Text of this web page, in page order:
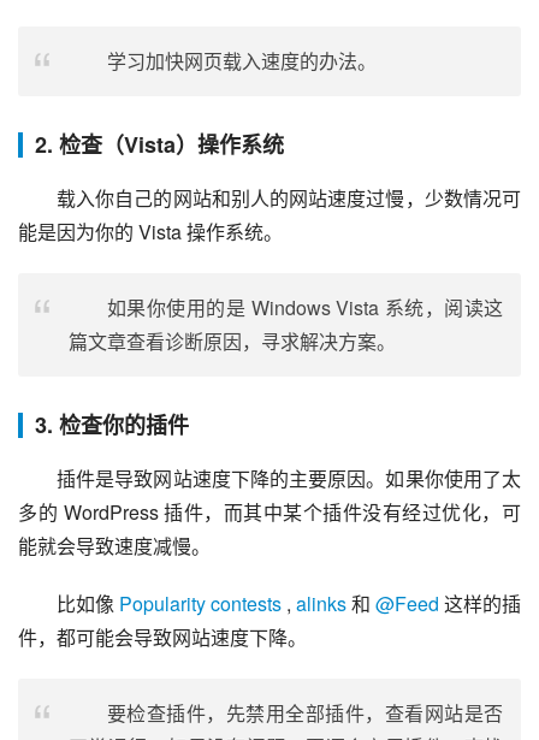
学习加快网页载入速度的办法。
2. 检查（Vista）操作系统
载入你自己的网站和别人的网站速度过慢，少数情况可
能是因为你的 Vista 操作系统。
如果你使用的是 Windows Vista 系统，阅读这
篇文章查看诊断原因，寻求解决方案。
3. 检查你的插件
插件是导致网站速度下降的主要原因。如果你使用了太
多的 WordPress 插件，而其中某个插件没有经过优化，可
能就会导致速度减慢。
比如像 Popularity contests , alinks 和 @Feed 这样的插
件，都可能会导致网站速度下降。
要检查插件，先禁用全部插件，查看网站是否